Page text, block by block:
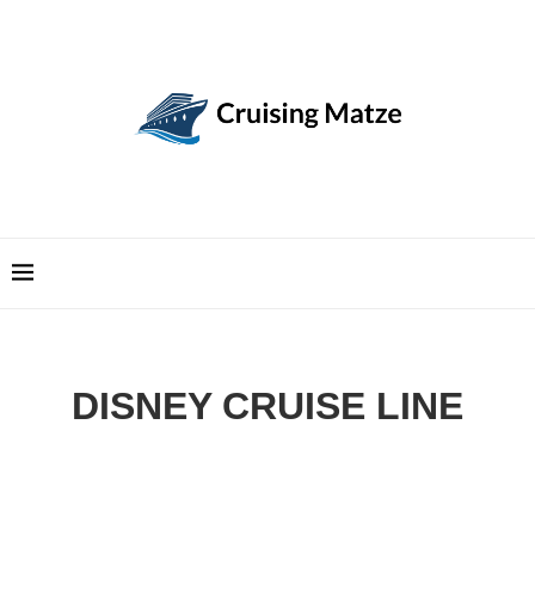
DISNEY CRUISE LINE